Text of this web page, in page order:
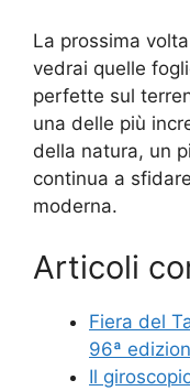
La prossima
vedrai quelle
perfette sul
una delle più
della natura, un
continua a
moderna.
Articoli
Fiera del
96ª
Il